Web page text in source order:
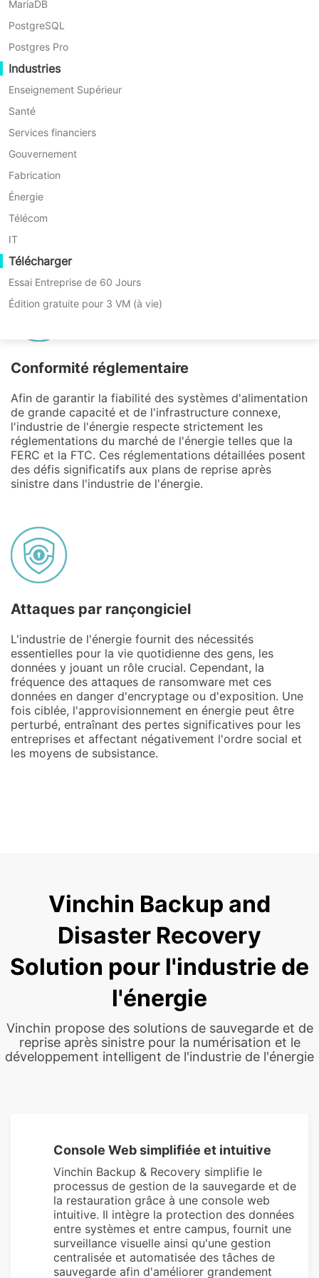
MariaDB
PostgreSQL
Postgres Pro
Industries
Enseignement Supérieur
Santé
Services financiers
Gouvernement
Fabrication
Énergie
Télécom
IT
Télécharger
Essai Entreprise de 60 Jours
Édition gratuite pour 3 VM (à vie)
Données massives
Avec l'intégration approfondie des nouvelles
technologies intelligentes et du secteur de l'énergie,
dépendante de la numérisation et des technologies
intelligentes, ce qui entraîne une croissance continue
sources
Conformité réglementaire
Afin de garantir la fiabilité des systèmes d'alimentation
de grande capacité et de l'infrastructure connexe,
l'industrie de l'énergie respecte strictement les
réglementations du marché de l'énergie telles que la
FERC et la FTC. Ces réglementations détaillées posent
des défis significatifs aux plans de reprise après
sinistre dans l'industrie de l'énergie.
Attaques par rançongiciel
L'industrie de l'énergie fournit des nécessités
essentielles pour la vie quotidienne des gens, les
données y jouant un rôle crucial. Cependant, la
fréquence des attaques de ransomware met ces
données en danger d'encryptage ou d'exposition. Une
fois ciblée, l'approvisionnement en énergie peut être
perturbé, entraînant des pertes significatives pour les
entreprises et affectant négativement l'ordre social et
les moyens de subsistance.
Vinchin Backup and
Disaster Recovery
Solution pour l'industrie de
l'énergie
Vinchin propose des solutions de sauvegarde et de
reprise après sinistre pour la numérisation et le
développement intelligent de l'industrie de l'énergie
Console Web simplifiée et intuitive
Vinchin Backup & Recovery simplifie le
processus de gestion de la sauvegarde et de
la restauration grâce à une console web
intuitive. Il intègre la protection des données
entre systèmes et entre campus, fournit une
surveillance visuelle ainsi qu'une gestion
centralisée et automatisée des tâches de
sauvegarde afin d'améliorer grandement